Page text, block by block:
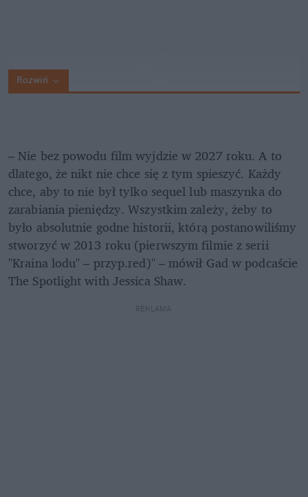
Rozwiń
– Nie bez powodu film wyjdzie w 2027 roku. A to
dlatego, że nikt nie chce się z tym spieszyć. Każdy
chce, aby to nie był tylko sequel lub maszynka do
zarabiania pieniędzy. Wszystkim zależy, żeby to
było absolutnie godne historii, którą postanowiliśmy
stworzyć w 2013 roku (pierwszym filmie z serii
"Kraina lodu" – przyp.red)" – mówił Gad w podcaście
The Spotlight with Jessica Shaw.
REKLAMA